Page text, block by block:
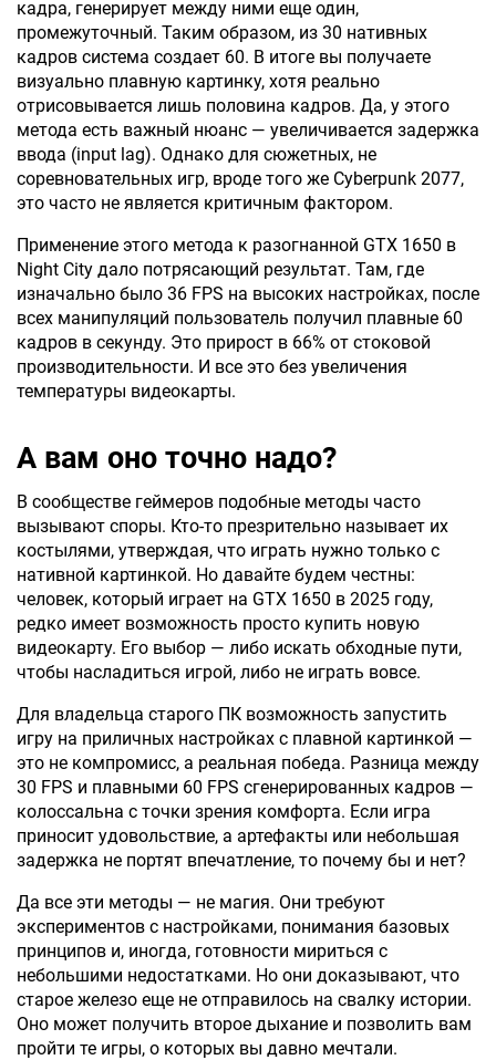
кадра, генерирует между ними еще один,
промежуточный. Таким образом, из 30 нативных
кадров система создает 60. В итоге вы получаете
визуально плавную картинку, хотя реально
отрисовывается лишь половина кадров. Да, у этого
метода есть важный нюанс — увеличивается задержка
ввода (input lag). Однако для сюжетных, не
соревновательных игр, вроде того же Cyberpunk 2077,
это часто не является критичным фактором.
Применение этого метода к разогнанной GTX 1650 в
Night City дало потрясающий результат. Там, где
изначально было 36 FPS на высоких настройках, после
всех манипуляций пользователь получил плавные 60
кадров в секунду. Это прирост в 66% от стоковой
производительности. И все это без увеличения
температуры видеокарты.
А вам оно точно надо?
В сообществе геймеров подобные методы часто
вызывают споры. Кто-то презрительно называет их
костылями, утверждая, что играть нужно только с
нативной картинкой. Но давайте будем честны:
человек, который играет на GTX 1650 в 2025 году,
редко имеет возможность просто купить новую
видеокарту. Его выбор — либо искать обходные пути,
чтобы насладиться игрой, либо не играть вовсе.
Для владельца старого ПК возможность запустить
игру на приличных настройках с плавной картинкой —
это не компромисс, а реальная победа. Разница между
30 FPS и плавными 60 FPS сгенерированных кадров —
колоссальна с точки зрения комфорта. Если игра
приносит удовольствие, а артефакты или небольшая
задержка не портят впечатление, то почему бы и нет?
Да все эти методы — не магия. Они требуют
экспериментов с настройками, понимания базовых
принципов и, иногда, готовности мириться с
небольшими недостатками. Но они доказывают, что
старое железо еще не отправилось на свалку истории.
Оно может получить второе дыхание и позволить вам
пройти те игры, о которых вы давно мечтали.